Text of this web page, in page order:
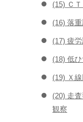
(15) Ｃ
(16) 落
(17) 疲
(18) 低
(19) Ｘ
(20) 走
観察